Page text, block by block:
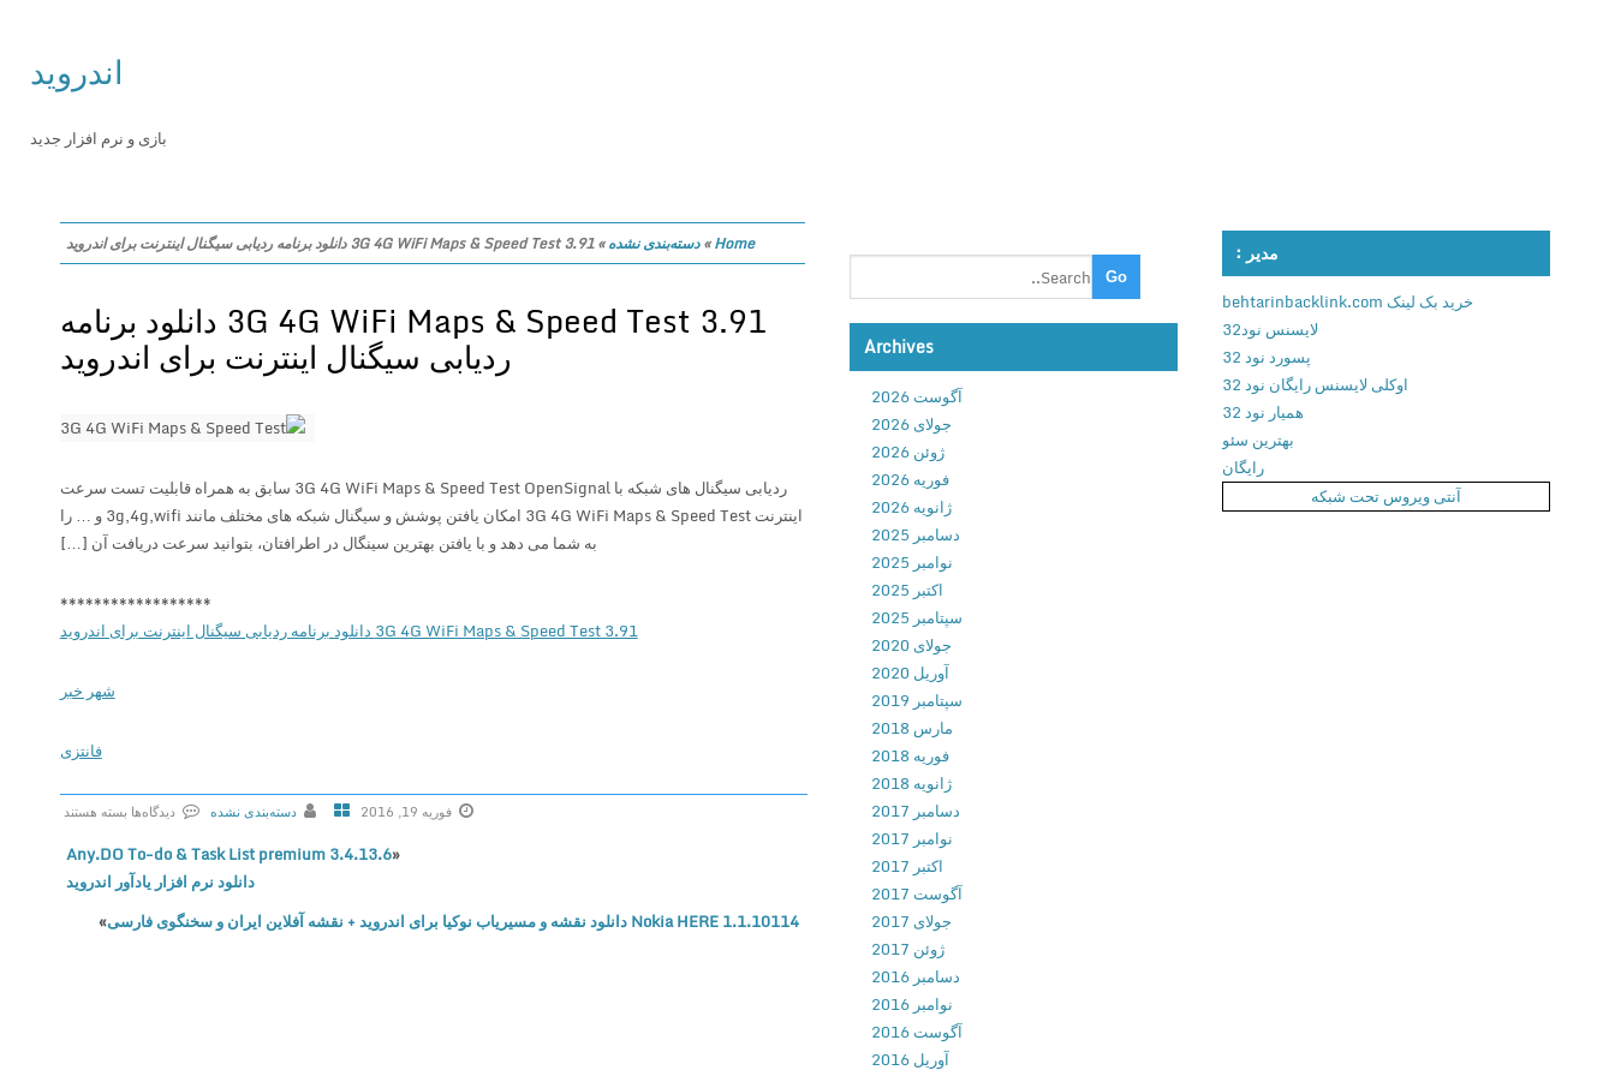
اندروید
بازی و نرم افزار جدید
Home
»دسته‌بندی نشده»3G 4G WiFi Maps & Speed Test 3.91 دانلود برنامه ردیابی سیگنال اینترنت برای اندروید
3G 4G WiFi Maps & Speed Test 3.91 دانلود برنامه
ردیابی سیگنال اینترنت برای اندروید
ردیابی سیگنال های شبکه با 3G 4G WiFi Maps & Speed Test OpenSignal سابق به همراه قابلیت تست سرعت
اینترنت 3G 4G WiFi Maps & Speed Test امکان یافتن پوشش و سیگنال شبکه های مختلف مانند 3g,4g,wifi و … را
به شما می دهد و با یافتن بهترین سینگال در اطرافتان، بتوانید سرعت دریافت آن […]
******************
3G 4G WiFi Maps & Speed Test 3.91 دانلود برنامه ردیابی سیگنال اینترنت برای اندروید
شهر خبر
فانتزی
فوریه 19, 2016 دسته‌بندی نشده
دیدگاه‌ها
ر
ا
ی
بسته هستند
«
Any.DO To-do & Task List premium 3.4.13.6
دانلود نرم افزار یادآور اندروید
Nokia HERE 1.1.10114 دانلود نقشه و مسیریاب نوکیا برای اندروید + نقشه آفلاین ایران و سخنگوی فارسی
»
Archives
آگوست 2026
جولای 2026
ژوئن 2026
فوریه 2026
ژانویه 2026
دسامبر 2025
نوامبر 2025
اکتبر 2025
سپتامبر 2025
جولای 2020
آوریل 2020
سپتامبر 2019
مارس 2018
فوریه 2018
ژانویه 2018
دسامبر 2017
نوامبر 2017
اکتبر 2017
آگوست 2017
جولای 2017
ژوئن 2017
دسامبر 2016
نوامبر 2016
آگوست 2016
آوریل 2016
مدیر :
خرید بک لینک behtarinbacklink.com
لایسنس نود32
پسورد نود 32
اوکلی لایسنس رایگان نود 32
همیار نود 32
بهترین سئو
رایگان
آنتی ویروس تحت شبکه